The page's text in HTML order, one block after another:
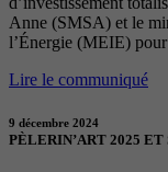
Anne (SMSA) et le
l’Énergie (MEIE)
Lire le communiqué
9 décembre 2024
PÈLERIN’ART 2025 ET